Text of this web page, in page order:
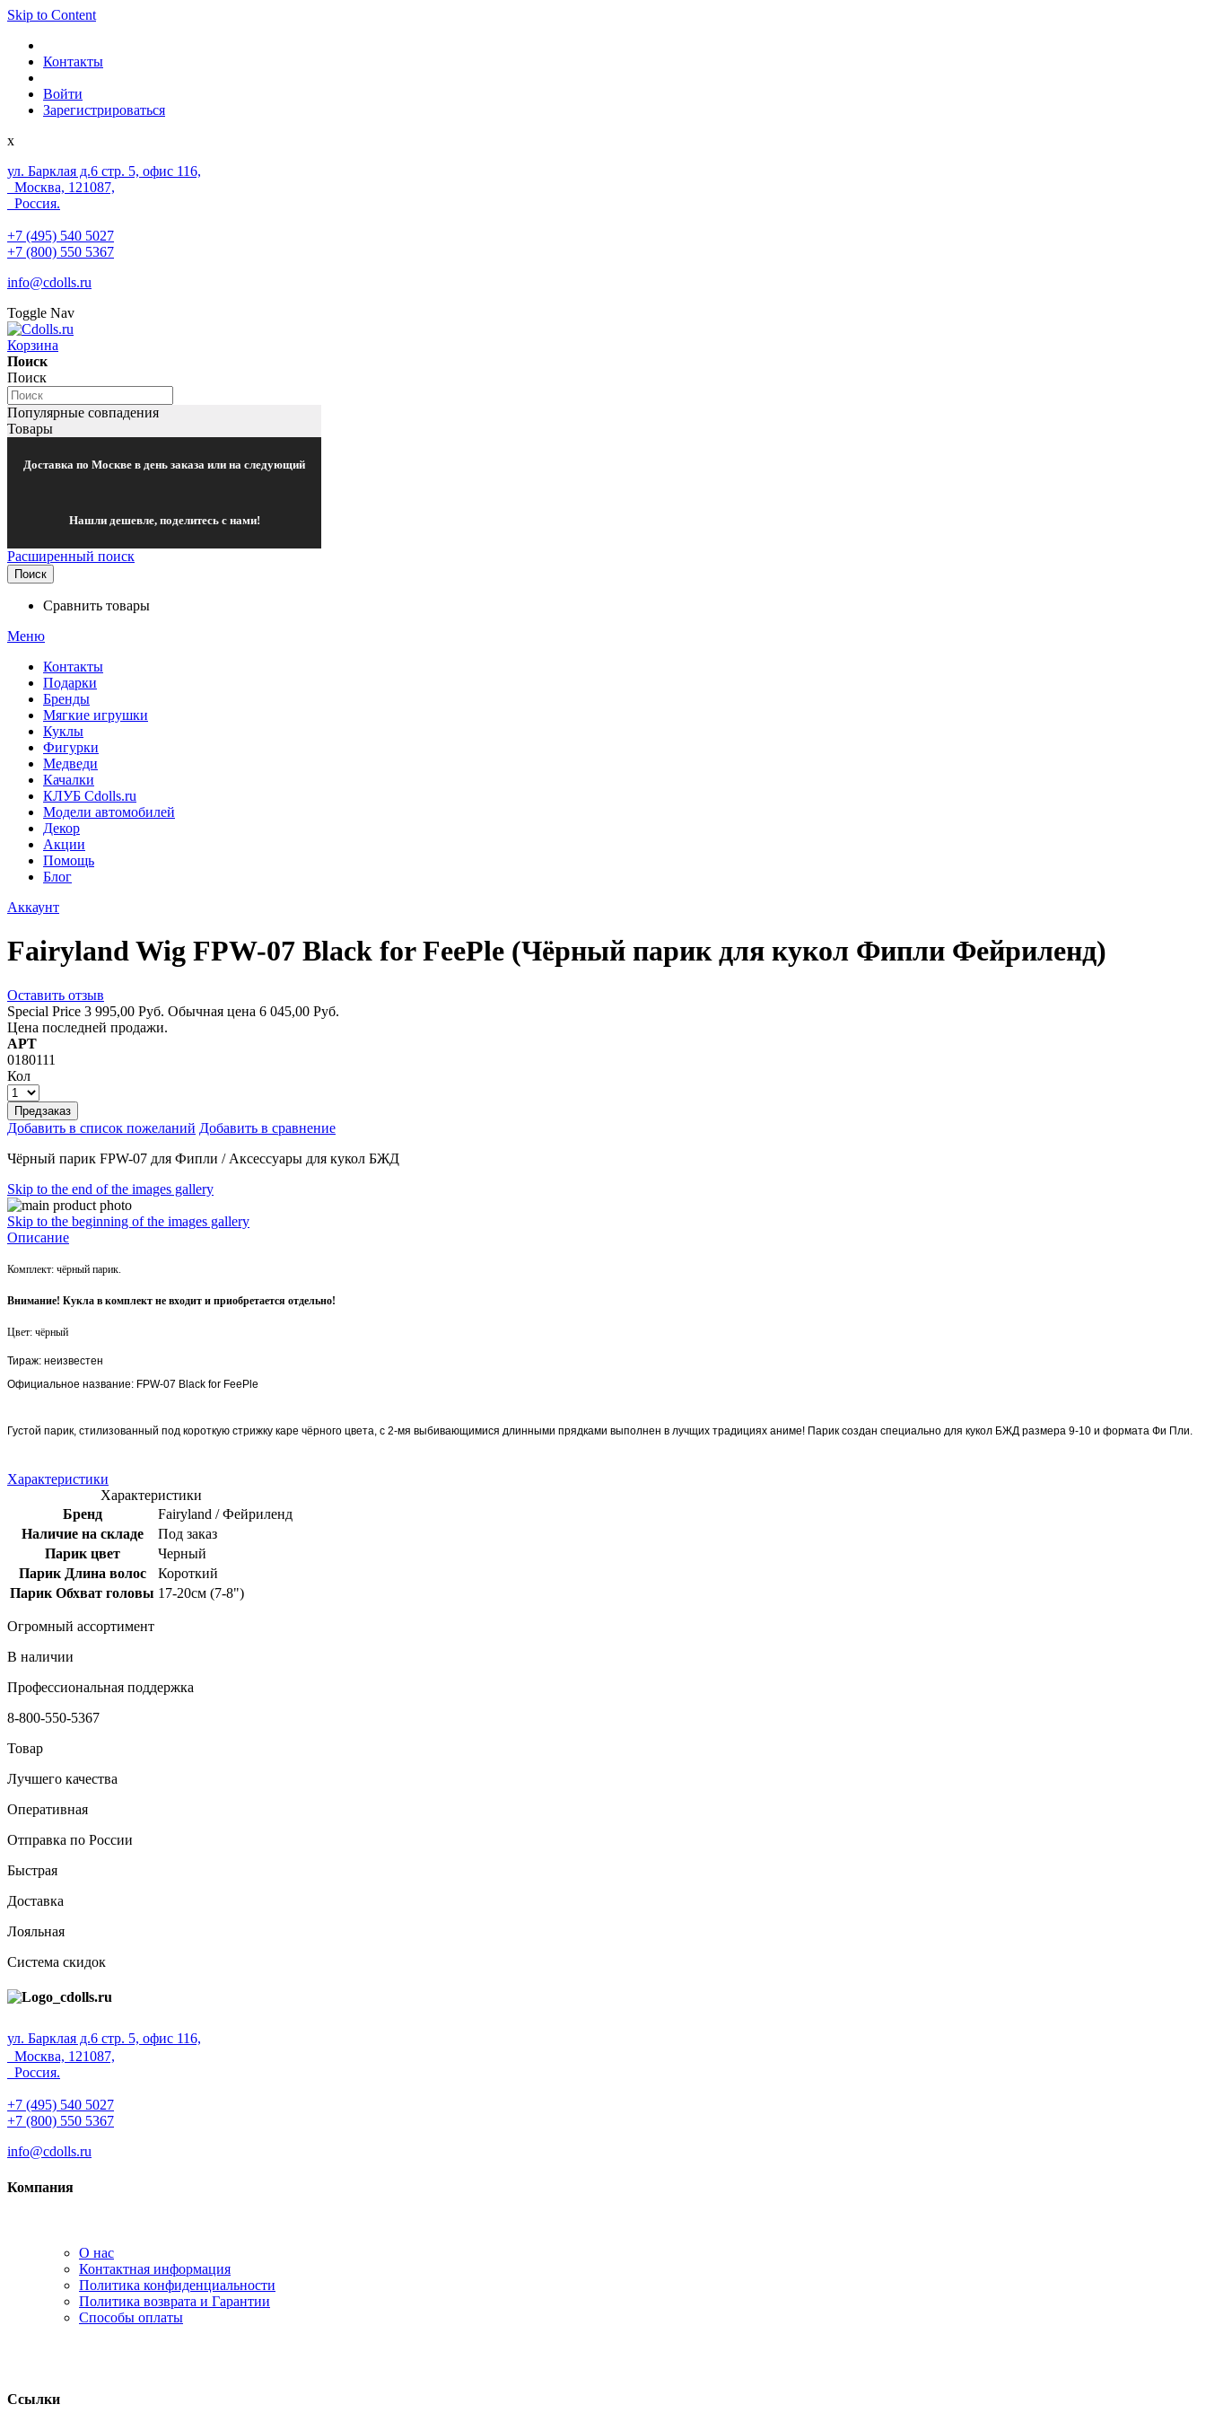
Skip to Content
Контакты
Войти
Зарегистрироваться
x
ул. Барклая д.6 стр. 5, офис 116,
Москва, 121087,
Россия.
+7 (495) 540 5027
+7 (800) 550 5367
info@cdolls.ru
Toggle Nav
Корзина
Поиск
Поиск
Популярные совпадения
Товары
Доставка по Москве в день заказа или на следующий
Нашли дешевле, поделитесь с нами!
Расширенный поиск
Поиск
Сравнить товары
Меню
Контакты
Подарки
Бренды
Мягкие игрушки
Куклы
Фигурки
Медведи
Качалки
КЛУБ Cdolls.ru
Модели автомобилей
Декор
Акции
Помощь
Блог
Аккаунт
Fairyland Wig FPW-07 Black for FeePle (Чёрный парик для кукол Фипли Фейриленд)
Оставить отзыв
Special Price 3 995,00 Руб. Обычная цена 6 045,00 Руб.
Цена последней продажи.
АРТ
0180111
Кол
Предзаказ
Добавить в список пожеланий Добавить в сравнение
Чёрный парик FPW-07 для Фипли / Аксессуары для кукол БЖД
Skip to the end of the images gallery
Skip to the beginning of the images gallery
Описание
Комплект: чёрный парик.
Внимание! Кукла в комплект не входит и приобретается отдельно!
Цвет: чёрный
Тираж: неизвестен
Официальное название: FPW-07 Black for FeePle
Густой парик, стилизованный под короткую стрижку каре чёрного цвета, с 2-мя выбивающимися длинными прядками выполнен в лучщих традициях аниме! Парик создан специально для кукол БЖД размера 9-10 и формата Фи Пли.
Характеристики
Характеристики
Бренд
Fairyland / Фейриленд
Наличие на складе
Под заказ
Парик цвет
Черный
Парик Длина волос
Короткий
Парик Обхват головы 17-20см (7-8")
Огромный ассортимент
В наличии
Профессиональная поддержка
8-800-550-5367
Товар
Лучшего качества
Оперативная
Отправка по России
Быстрая
Доставка
Лояльная
Система скидок
ул. Барклая д.6 стр. 5, офис 116,
Москва, 121087,
Россия.
+7 (495) 540 5027
+7 (800) 550 5367
info@cdolls.ru
Компания
О нас
Контактная информация
Политика конфиденциальности
Политика возврата и Гарантии
Способы оплаты
Ссылки